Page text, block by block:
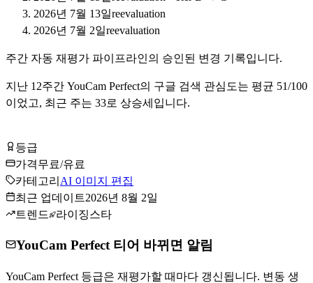
2026년 7월 13일reevaluation
2026년 7월 2일reevaluation
주간 자동 재평가 파이프라인의 승인된 변경 기록입니다.
지난 12주간 YouCam Perfect의 구글 검색 관심도는 평균 51/100
이었고, 최근 주는 33로 상승세입니다.
등급
가격무료/유료
카테고리 AI 이미지 편집
최근 업데이트2026년 8월 2일
트렌드
라이징스타
YouCam Perfect 티어 바뀌면 알림
YouCam Perfect 등급은 재평가할 때마다 갱신됩니다. 변동 생